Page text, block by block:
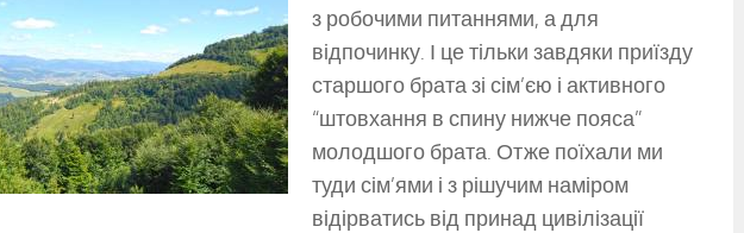
з робочими питаннями, а для
відпочинку. І це тільки завдяки приїзду
старшого брата зі сім’єю і активного
“штовхання в спину нижче пояса”
молодшого брата. Отже поїхали ми
туди сім’ями і з рішучим наміром
відірватись від принад цивілізації